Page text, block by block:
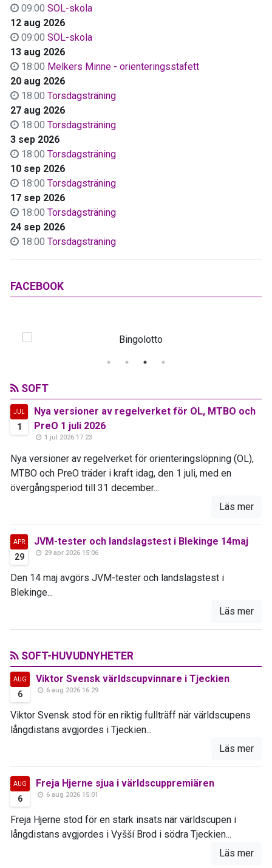
09:00 SOL-skola
12 aug 2026
09:00 SOL-skola
13 aug 2026
18:00 Melkers Minne - orienteringsstafett
20 aug 2026
18:00 Torsdagsträning
27 aug 2026
18:00 Torsdagsträning
3 sep 2026
18:00 Torsdagsträning
10 sep 2026
18:00 Torsdagsträning
17 sep 2026
18:00 Torsdagsträning
24 sep 2026
18:00 Torsdagsträning
FACEBOOK
SOFT
JUL
1
Nya versioner av regelverket för OL, MTBO och
PreO 1 juli 2026
1 jul 2026 17:23
Nya versioner av regelverket för orienteringslöpning (OL),
MTBO och PreO träder i kraft idag, den 1 juli, med en
övergångsperiod till 31 december...
Läs mer
APR
29
JVM-tester och landslagstest i Blekinge 14maj
29 apr 2026 15:06
Den 14 maj avgörs JVM-tester och landslagstest i
Blekinge...
Läs mer
SOFT-HUVUDNYHETER
AUG
6
Viktor Svensk världscupvinnare i Tjeckien
6 aug 2026 16:29
Viktor Svensk stod för en riktig fullträff när världscupens
långdistans avgjordes i Tjeckien...
Läs mer
AUG
6
Freja Hjerne sjua i världscuppremiären
6 aug 2026 15:01
Freja Hjerne stod för en stark insats när världscupen i
långdistans avgjordes i Vyšší Brod i södra Tjeckien...
Läs mer